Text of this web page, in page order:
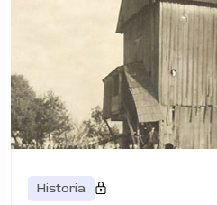
Historia